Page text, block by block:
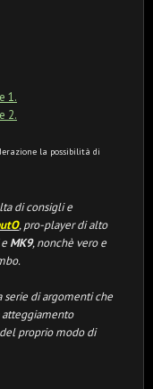
1.
2.
la possibilità di
di consigli e
, pro-player di alto
MK9, nonchè vero e
serie di argomenti che
proprio modo di